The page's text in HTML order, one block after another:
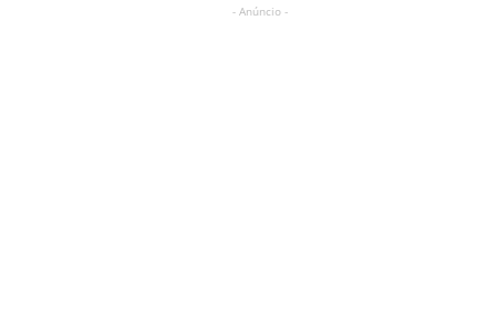
- Anúncio -